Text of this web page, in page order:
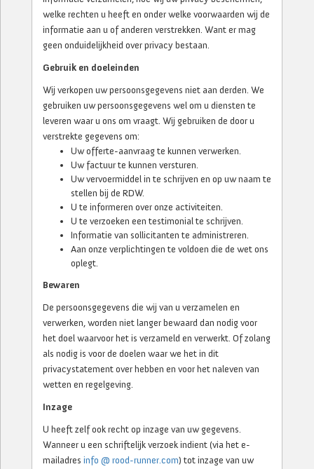
welke rechten u heeft en onder welke voorwaarden wij de
informatie aan u of anderen verstrekken. Want er mag
geen onduidelijkheid over privacy bestaan.
Gebruik en doeleinden
Wij verkopen uw persoonsgegevens niet aan derden. We
gebruiken uw persoonsgegevens wel om u diensten te
leveren waar u ons om vraagt. Wij gebruiken de door u
verstrekte gegevens om:
Uw offerte-aanvraag te kunnen verwerken.
Uw factuur te kunnen versturen.
Uw vervoermiddel in te schrijven en op uw naam te
stellen bij de RDW.
U te informeren over onze activiteiten.
U te verzoeken een testimonial te schrijven.
Informatie van sollicitanten te administreren.
Aan onze verplichtingen te voldoen die de wet ons
oplegt.
Bewaren
De persoonsgegevens die wij van u verzamelen en
verwerken, worden niet langer bewaard dan nodig voor
het doel waarvoor het is verzameld en verwerkt. Of zolang
als nodig is voor de doelen waar we het in dit
privacystatement over hebben en voor het naleven van
wetten en regelgeving.
Inzage
U heeft zelf ook recht op inzage van uw gegevens.
Wanneer u een schriftelijk verzoek indient (via het e-
mailadres info @ rood-runner.com) tot inzage van uw